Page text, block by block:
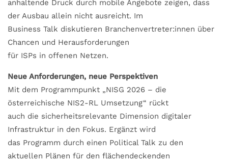
anhaltende Druck durch mobile Angebote zeigen, dass
der Ausbau allein nicht ausreicht. Im
Business Talk diskutieren Branchenvertreter:innen über
Chancen und Herausforderungen
für ISPs in offenen Netzen.
Neue Anforderungen, neue Perspektiven
Mit dem Programmpunkt „NISG 2026 – die
österreichische NIS2-RL Umsetzung“ rückt
auch die sicherheitsrelevante Dimension digitaler
Infrastruktur in den Fokus. Ergänzt wird
das Programm durch einen Political Talk zu den
aktuellen Plänen für den flächendeckenden